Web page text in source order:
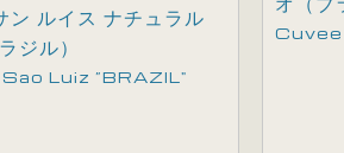
ン ルイス ナチュラル
ル）
Luiz ”BRAZIL"
Cuvee